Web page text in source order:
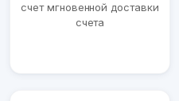
счет мгновенной доставки
счета